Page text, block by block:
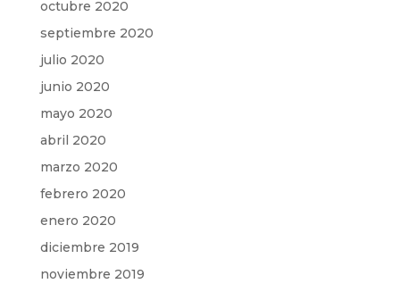
octubre 2020
septiembre 2020
julio 2020
junio 2020
mayo 2020
abril 2020
marzo 2020
febrero 2020
enero 2020
diciembre 2019
noviembre 2019